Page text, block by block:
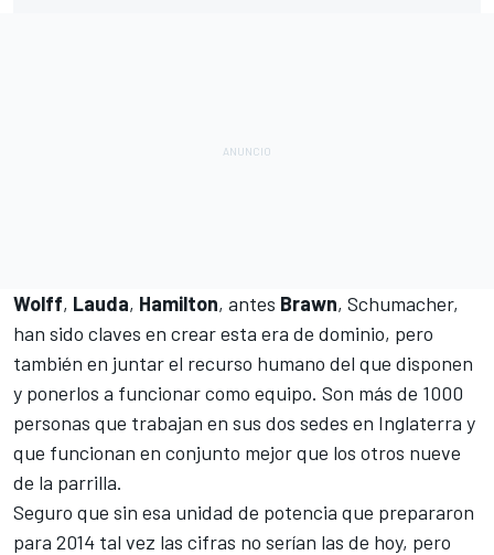
Wolff, Lauda, Hamilton, antes Brawn, Schumacher,
han sido claves en crear esta era de dominio, pero
también en juntar el recurso humano del que disponen
y ponerlos a funcionar como equipo. Son más de 1000
personas que trabajan en sus dos sedes en Inglaterra y
que funcionan en conjunto mejor que los otros nueve
de la parrilla.
Seguro que sin esa unidad de potencia que prepararon
para 2014 tal vez las cifras no serían las de hoy, pero